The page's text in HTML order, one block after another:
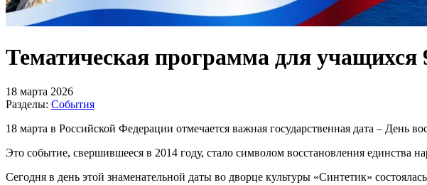
Тематическая программа для
18 марта 2026
Разделы: События
18 марта в Российской Федерации отмечается важная государственная дата – День
Это событие, свершившееся в 2014 году, стало символом восстановления единства
Сегодня в день этой знаменательной даты во дворце культуры «Синтетик»